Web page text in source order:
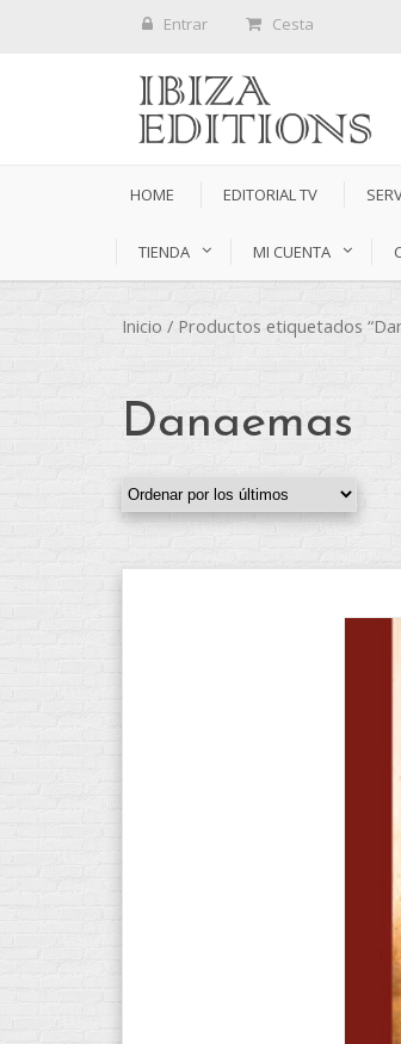
Entrar Cesta
HOME EDITORIAL TV
TIENDA MI CUENTA
Inicio / Productos etiquetados
Danaemas